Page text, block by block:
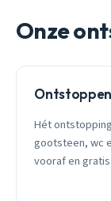
Onze
Hét
gootsteen, wc
vooraf en